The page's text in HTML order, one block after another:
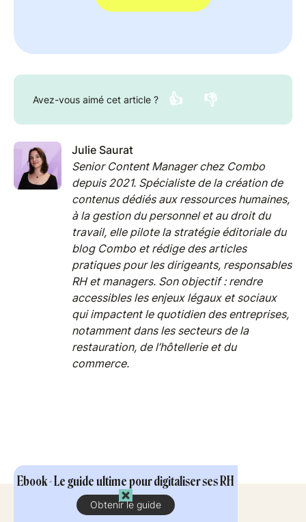
Ebook - Le guide ultime pour digitaliser ses RH
Obtenir le guide
Avez-vous aimé cet article ? 👍 👎
Julie Saurat
Senior Content Manager chez Combo
depuis 2021. Spécialiste de la création de
contenus dédiés aux ressources humaines,
à la gestion du personnel et au droit du
travail, elle pilote la stratégie éditoriale du
blog Combo et rédige des articles
pratiques pour les dirigeants, responsables
RH et managers. Son objectif : rendre
accessibles les enjeux légaux et sociaux
qui impactent le quotidien des entreprises,
notamment dans les secteurs de la
restauration, de l’hôtellerie et du
commerce.